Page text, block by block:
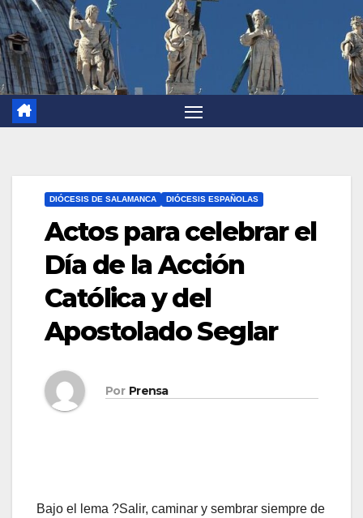
DIÓCESIS DE SALAMANCA DIÓCESIS ESPAÑOLAS
Actos para celebrar el
Día de la Acción
Católica y del
Apostolado Seglar
Por Prensa
Bajo el lema ?Salir, caminar y sembrar siempre de